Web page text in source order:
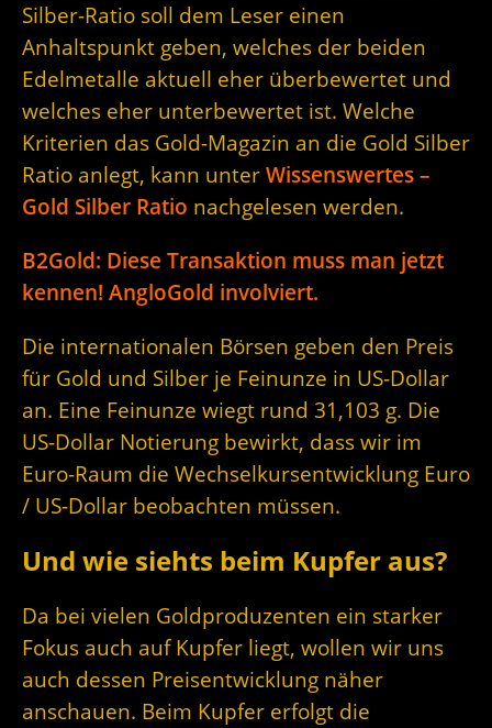
Silber-Ratio soll dem Leser einen
Anhaltspunkt geben, welches der beiden
Edelmetalle aktuell eher überbewertet und
welches eher unterbewertet ist. Welche
Kriterien das Gold-Magazin an die Gold Silber
Ratio anlegt, kann unter Wissenswertes –
Gold Silber Ratio nachgelesen werden.
B2Gold: Diese Transaktion muss man jetzt
kennen! AngloGold involviert.
Die internationalen Börsen geben den Preis
für Gold und Silber je Feinunze in US-Dollar
an. Eine Feinunze wiegt rund 31,103 g. Die
US-Dollar Notierung bewirkt, dass wir im
Euro-Raum die Wechselkursentwicklung Euro
/ US-Dollar beobachten müssen.
Und wie siehts beim Kupfer aus?
Da bei vielen Goldproduzenten ein starker
Fokus auch auf Kupfer liegt, wollen wir uns
auch dessen Preisentwicklung näher
anschauen. Beim Kupfer erfolgt die